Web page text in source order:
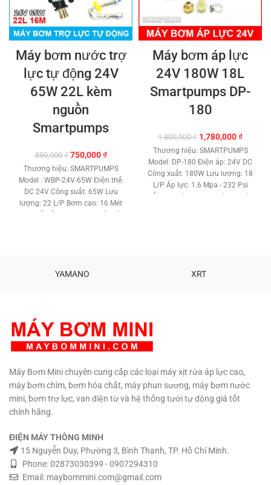
Máy bơm nước trợ
lực tự động 24V
65W 22L kèm
nguồn
Smartpumps
850,000₫ Giá
gốc
là:
850,000 ₫.
750,000₫Giá
hiện
tại
là:
750,000 ₫.
Thương hiệu: SMARTPUMPS
Model : WBP-24V-65W Điện thế:
DC 24V Công suất: 65W Lưu
lượng: 22 L/P Bơm cao: 16 Mét
chổi than. Motor lõi đồng cao
Bảo hành: 6 tháng
thuật vĩnh viễn.
Máy bơm áp lực
24V 180W 18L
Smartpumps DP-
180
1,800,000₫ Giá
gốc
là:
1,800,000 ₫.
1,780,000₫Giá
hiện
tại
là:
Thương hiệu: SMARTPUMPS
Model: DP-180 Điện áp: 24V DC
Công xuất: 180W Lưu lượng: 18
L/P Áp lực: 1.6 Mpa - 232 Psi
tuổi thọ cao. Động cơ chổi than
C. Kèm 2 đầu gắn ống. Trọng
lượng: 3.2 kg Kích thước: 250 x
YAMANO XRT
Máy Bơm Mini chuyên cung cấp các loại máy xịt rửa áp lực cao,
máy bơm chìm, bơm hóa chất, máy phun sương, máy bơm nước
mini, bơm trợ lực, van điện từ và hệ thống tưới tự động giá tốt
chính hãng.
ĐIỆN MÁY THÔNG MINH
15 Nguyễn Duy, Phường 3, Bình Thạnh, TP. Hồ Chí Minh.
Phone: 02873030399 - 0907294310
Email: maybommini.com@gmail.com